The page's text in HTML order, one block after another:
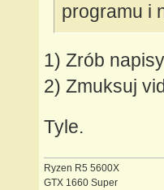
programu i
1) Zrób
2) Zmuksuj
Tyle.
Ryzen R5 5600X
GTX 1660 Super